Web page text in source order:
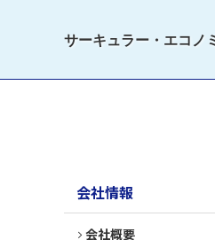
サーキュラー・エコノ
会社情報
会社概要